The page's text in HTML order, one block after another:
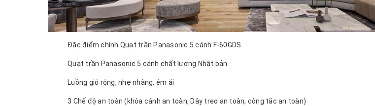
Đặc điểm chính Quạt trần Panasonic 5 cánh F-60GDS
Quạt trần Panasonic 5 cánh chất lượng Nhật bản
Luồng gió rộng, nhẹ nhàng, êm ái
3 Chế độ an toàn (khóa cánh an toàn, Dây treo an toàn, công tắc an toàn)